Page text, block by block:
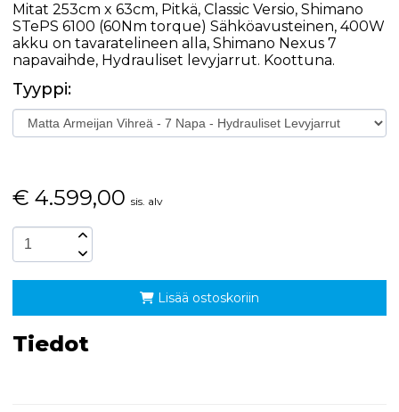
Mitat 253cm x 63cm, Pitkä, Classic Versio, Shimano
STePS 6100 (60Nm torque) Sähköavusteinen, 400W
akku on tavaratelineen alla, Shimano Nexus 7
napavaihde, Hydrauliset levyjarrut. Koottuna.
Tyyppi:
€ 4.599,00 sis. alv
Lisää ostoskoriin
Tiedot